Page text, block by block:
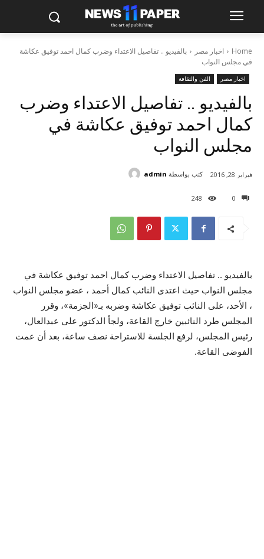
Home اخبار مصر
بالفيديو .. تفاصيل الاعتداء وضرب كمال احمد توفيق عكاشة
في مجلس النواب
اخبار مصر الفن والثقافة
بالفيديو .. تفاصيل الاعتداء وضرب
كمال احمد توفيق عكاشة في
مجلس النواب
0
248
فبراير 28, 2016 كتب بواسطة admin
بالفيديو .. تفاصيل الاعتداء وضرب كمال احمد توفيق عكاشة في
مجلس النواب حيث اعتدى النائب كمال أحمد ، عضو مجلس النواب
، الأحد، على النائب توفيق عكاشة وضربه بـ«الجزمة»، وقرر
المجلس طرد النائبين خارج القاعة، ولجأ الدكتور على عبدالعال،
رئيس المجلس، لرفع الجلسة للاستراحة نصف ساعة، بعد أن عمت
الفوضى القاعة.